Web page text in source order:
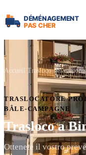
Accueil Trasloco nel
TRASLOCATORE
BÂLE-CAMPAGNE
Trasloco a
Ottenete il vostro